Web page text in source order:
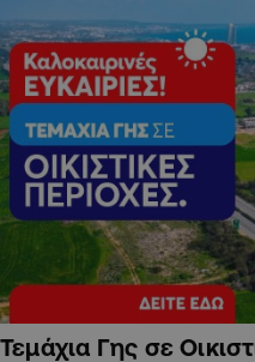
Τεμάχια Γης σε